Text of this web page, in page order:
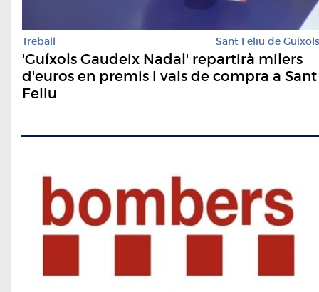
Treball Sant Feliu de Guíxols
'Guíxols Gaudeix Nadal' repartirà milers
d'euros en premis i vals de compra a Sant
Feliu